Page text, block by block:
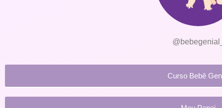
Curso Bebê